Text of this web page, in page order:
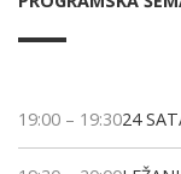
19:00 – 19:3024